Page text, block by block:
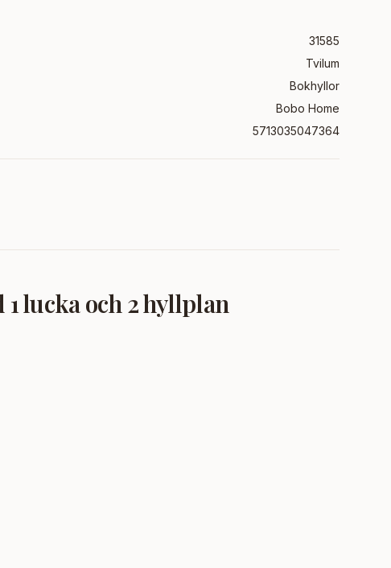
31585
Tvilum
Bokhyllor
Bobo Home
5713035047364
lucka och 2 hyllplan